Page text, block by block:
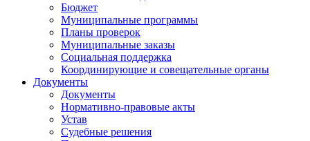
Бюджет
Муниципальные программы
Планы проверок
Муниципальные заказы
Социальная поддержка
Координирующие и совещательные органы
Документы
Документы
Нормативно-правовые акты
Устав
Судебные решения